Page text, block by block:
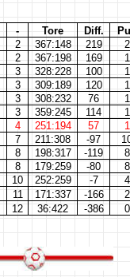
- Tore Diff.
2 367:148 219
2 367:198 169
3 328:228 100
3 309:189 120
3 308:232 76
3 359:245 114
4 251:194 57
7 211:308 -97
8 198:317 -119
8 179:259 -80
10 252:259 -7
11 171:337 -166
12 36:422 -386